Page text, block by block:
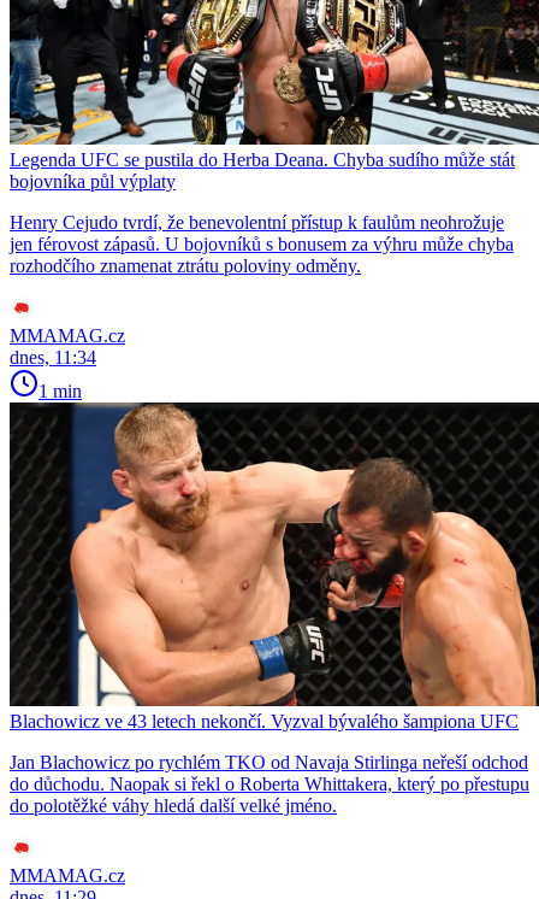
Legenda UFC se pustila do Herba Deana. Chyba sudího může stát
bojovníka půl výplaty
Henry Cejudo tvrdí, že benevolentní přístup k faulům neohrožuje
jen férovost zápasů. U bojovníků s bonusem za výhru může chyba
rozhodčího znamenat ztrátu poloviny odměny.
MMAMAG.cz
dnes, 11:34
1 min
Blachowicz ve 43 letech nekončí. Vyzval bývalého šampiona UFC
Jan Blachowicz po rychlém TKO od Navaja Stirlinga neřeší odchod
do důchodu. Naopak si řekl o Roberta Whittakera, který po přestupu
do polotěžké váhy hledá další velké jméno.
MMAMAG.cz